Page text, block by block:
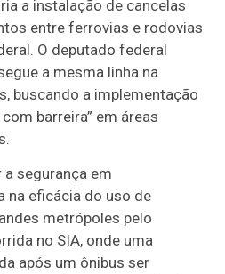
a instalação de cancelas
entre ferrovias e rodovias
O deputado federal
a mesma linha na
buscando a implementação
barreira” em áreas
segurança em
na eficácia do uso de
metrópoles pelo
no SIA, onde uma
após um ônibus ser